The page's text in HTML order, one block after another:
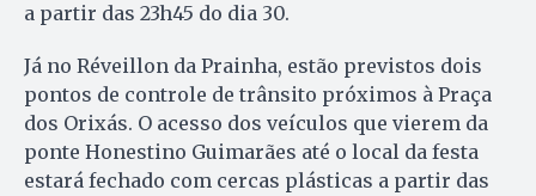
a partir das 23h45 do dia 30.
Já no Réveillon da Prainha, estão previstos dois
pontos de controle de trânsito próximos à Praça
dos Orixás. O acesso dos veículos que vierem da
ponte Honestino Guimarães até o local da festa
estará fechado com cercas plásticas a partir das